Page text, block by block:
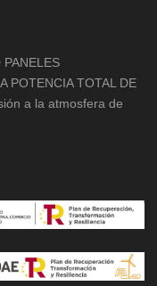
PANELES
POTENCIA TOTAL DE
a la atmosfera de